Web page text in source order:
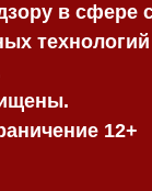
в сфере
12+